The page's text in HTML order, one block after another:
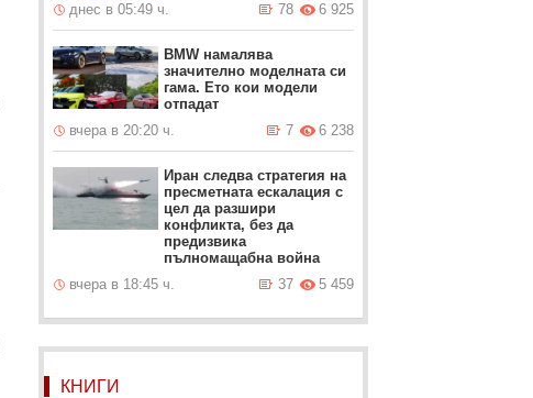
днес в 05:49 ч.
6 925
78
BMW намалява
значително моделната си
гама. Ето кои модели
отпадат
вчера в 20:20 ч.
6 238
7
Иран следва стратегия на
пресметната ескалация с
цел да разшири
конфликта, без да
предизвика
пълномащабна война
вчера в 18:45 ч.
5 459
37
КНИГИ